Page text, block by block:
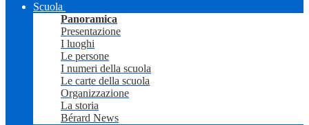
Scuola
Panoramica
Presentazione
I luoghi
Le persone
I numeri della scuola
Le carte della scuola
Organizzazione
La storia
Bérard News